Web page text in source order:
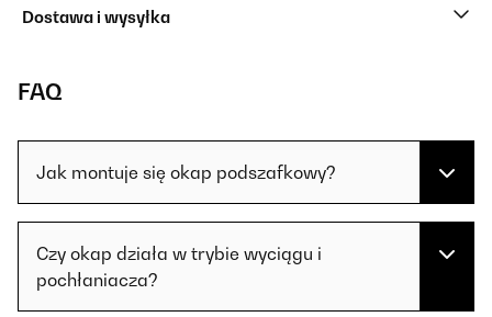
Dostawa i wysyłka
FAQ
Jak montuje się okap podszafkowy?
Czy okap działa w trybie wyciągu i
pochłaniacza?